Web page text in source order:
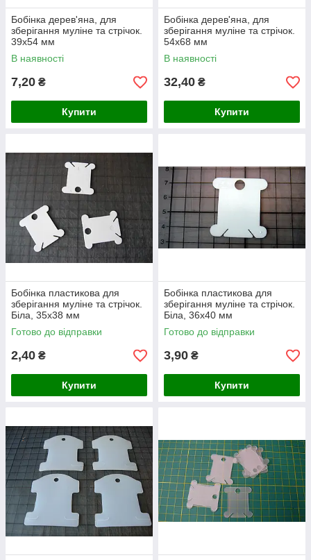
Бобінка дерев'яна, для
зберігання муліне та стрічок.
39х54 мм
В наявності
7,20 ₴
Купити
Бобінка дерев'яна, для
зберігання муліне та стрічок.
54х68 мм
В наявності
32,40 ₴
Купити
Бобінка пластикова для
зберігання муліне та стрічок.
Біла, 35х38 мм
Готово до відправки
2,40 ₴
Купити
Бобінка пластикова для
зберігання муліне та стрічок.
Біла, 36х40 мм
Готово до відправки
3,90 ₴
Купити